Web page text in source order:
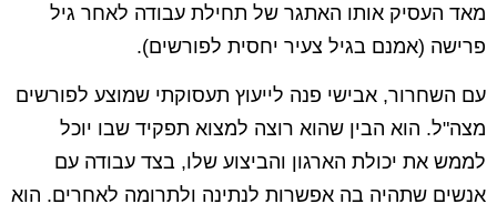
מאד העסיק אותו האתגר של תחילת עבודה לאחר גיל
פרישה (אמנם בגיל צעיר יחסית לפורשים).
עם השחרור, אבישי פנה לייעוץ תעסוקתי שמוצע לפורשים
מצה"ל. הוא הבין שהוא רוצה למצוא תפקיד שבו יוכל
לממש את יכולת הארגון והביצוע שלו, בצד עבודה עם
אנשים שתהיה בה אפשרות לנתינה ולתרומה לאחרים. הוא